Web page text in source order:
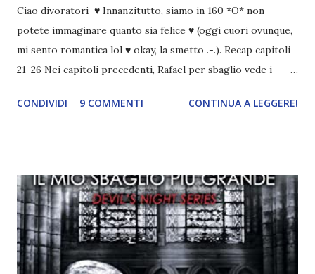
Ciao divoratori ♥ Innanzitutto, siamo in 160 *O* non
potete immaginare quanto sia felice ♥ (oggi cuori ovunque,
mi sento romantica lol ♥ okay, la smetto .-.). Recap capitoli
21-26 Nei capitoli precedenti, Rafael per sbaglio vede i
incontrano e Hesediel mostra loro come combattere i puri.
angelo puro, Elemiah. Ma, a differenza di cosa pensano,
l'angelo non ha intenzione di fare una strage, piuttosto è lì
per avvertili che Mikael non è più "l'angelo puro" che
credono e che potrebbe aver ucciso altri mezzi angeli, tipo
Rafael. A quelle parole, Haniel seguito da altri ibridi, si reca
CONDIVIDI 9 COMMENTI CONTINUA A LEGGERE!